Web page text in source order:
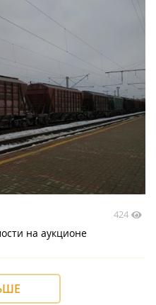
424
на аукционе